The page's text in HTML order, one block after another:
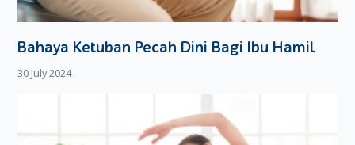
Bahaya Ketuban Pecah Dini Bagi Ibu Hamil
30 July 2024